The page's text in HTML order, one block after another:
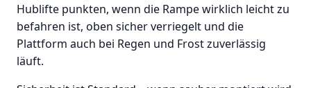
Hublifte punkten, wenn die Rampe wirklich leicht zu
befahren ist, oben sicher verriegelt und die
Plattform auch bei Regen und Frost zuverlässig
läuft.